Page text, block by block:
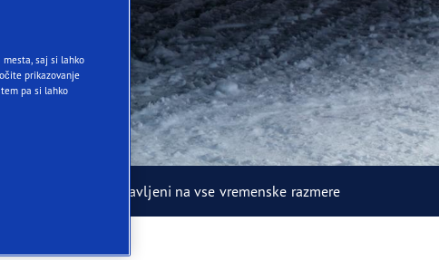
Bodite pripravljeni na vse vremenske razmere
saj si lahko
prikazovanje
pa si lahko